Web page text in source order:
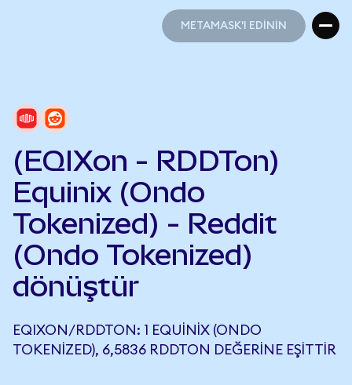
METAMASK'I EDİNİN
(EQIXon - RDDTon)
Equinix (Ondo
Tokenized) - Reddit
(Ondo Tokenized)
dönüştür
EQIXON/RDDTON: 1 EQUINIX (ONDO
TOKENIZED), 6,5836 RDDTON DEĞERINE EŞITTIR